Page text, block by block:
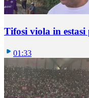
Tifosi viola in
01:33